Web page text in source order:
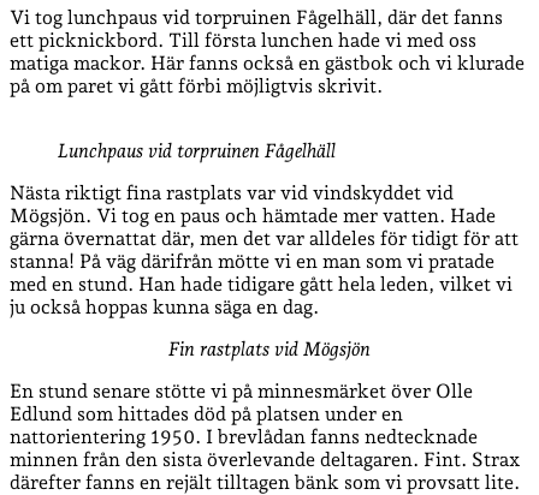
Vi tog lunchpaus vid torpruinen Fågelhäll, där det fanns
ett picknickbord. Till första lunchen hade vi med oss
matiga mackor. Här fanns också en gästbok och vi klurade
på om paret vi gått förbi möjligtvis skrivit.
Lunchpaus vid torpruinen Fågelhäll
Nästa riktigt fina rastplats var vid vindskyddet vid
Mögsjön. Vi tog en paus och hämtade mer vatten. Hade
gärna övernattat där, men det var alldeles för tidigt för att
stanna! På väg därifrån mötte vi en man som vi pratade
med en stund. Han hade tidigare gått hela leden, vilket vi
ju också hoppas kunna säga en dag.
Fin rastplats vid Mögsjön
En stund senare stötte vi på minnesmärket över Olle
Edlund som hittades död på platsen under en
nattorientering 1950. I brevlådan fanns nedtecknade
minnen från den sista överlevande deltagaren. Fint. Strax
därefter fanns en rejält tilltagen bänk som vi provsatt lite.